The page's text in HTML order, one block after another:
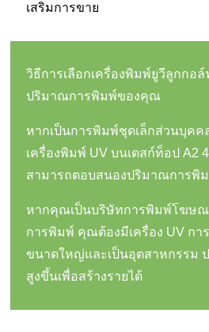
เสริมการขาย
วิธีการเลือกเครื่องพิมพ์ยูวีลูกกอ
ปริมาณการพิมพ์ของคุณ
หากเป็นการพิมพ์ชุดเล็กส่วนบุค
เครื่องพิมพ์ UV บนเดสก์ท็อป A2
สามารถตอบสนองปริมาณการพิม
หากคุณเป็นบริษัทการพิมพ์โฆษณ
การพิมพ์ คุณต้องมีเครื่อง UV ก
ขนาดใหญ่และเป็นอุตสาหกรรม
สูงขึ้นเพื่อสร้างรายได้